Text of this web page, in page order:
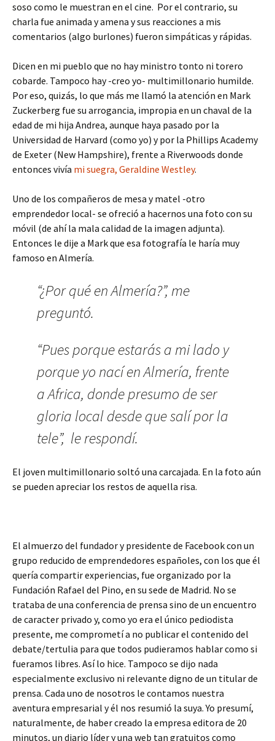
soso como le muestran en el cine. Por el contrario, su
charla fue animada y amena y sus reacciones a mis
comentarios (algo burlones) fueron simpáticas y rápidas.
Dicen en mi pueblo que no hay ministro tonto ni torero
cobarde. Tampoco hay -creo yo- multimillonario humilde.
Por eso, quizás, lo que más me llamó la atención en Mark
Zuckerberg fue su arrogancia, impropia en un chaval de la
edad de mi hija Andrea, aunque haya pasado por la
Universidad de Harvard (como yo) y por la Phillips Academy
de Exeter (New Hampshire), frente a Riverwoods donde
entonces vivía mi suegra, Geraldine Westley.
Uno de los compañeros de mesa y matel -otro
emprendedor local- se ofreció a hacernos una foto con su
móvil (de ahí la mala calidad de la imagen adjunta).
Entonces le dije a Mark que esa fotografía le haría muy
famoso en Almería.
“¿Por qué en Almería?”, me
preguntó.
“Pues porque estarás a mi lado y
porque yo nací en Almería, frente
a Africa, donde presumo de ser
gloria local desde que salí por la
tele”, le respondí.
El joven multimillonario soltó una carcajada. En la foto aún
se pueden apreciar los restos de aquella risa.
El almuerzo del fundador y presidente de Facebook con un
grupo reducido de emprendedores españoles, con los que él
quería compartir experiencias, fue organizado por la
Fundación Rafael del Pino, en su sede de Madrid. No se
trataba de una conferencia de prensa sino de un encuentro
de caracter privado y, como yo era el único pediodista
presente, me comprometí a no publicar el contenido del
debate/tertulia para que todos pudieramos hablar como si
fueramos libres. Así lo hice. Tampoco se dijo nada
especialmente exclusivo ni relevante digno de un titular de
prensa. Cada uno de nosotros le contamos nuestra
aventura empresarial y él nos resumió la suya. Yo presumí,
naturalmente, de haber creado la empresa editora de 20
minutos, un diario líder y una web tan gratuitos como